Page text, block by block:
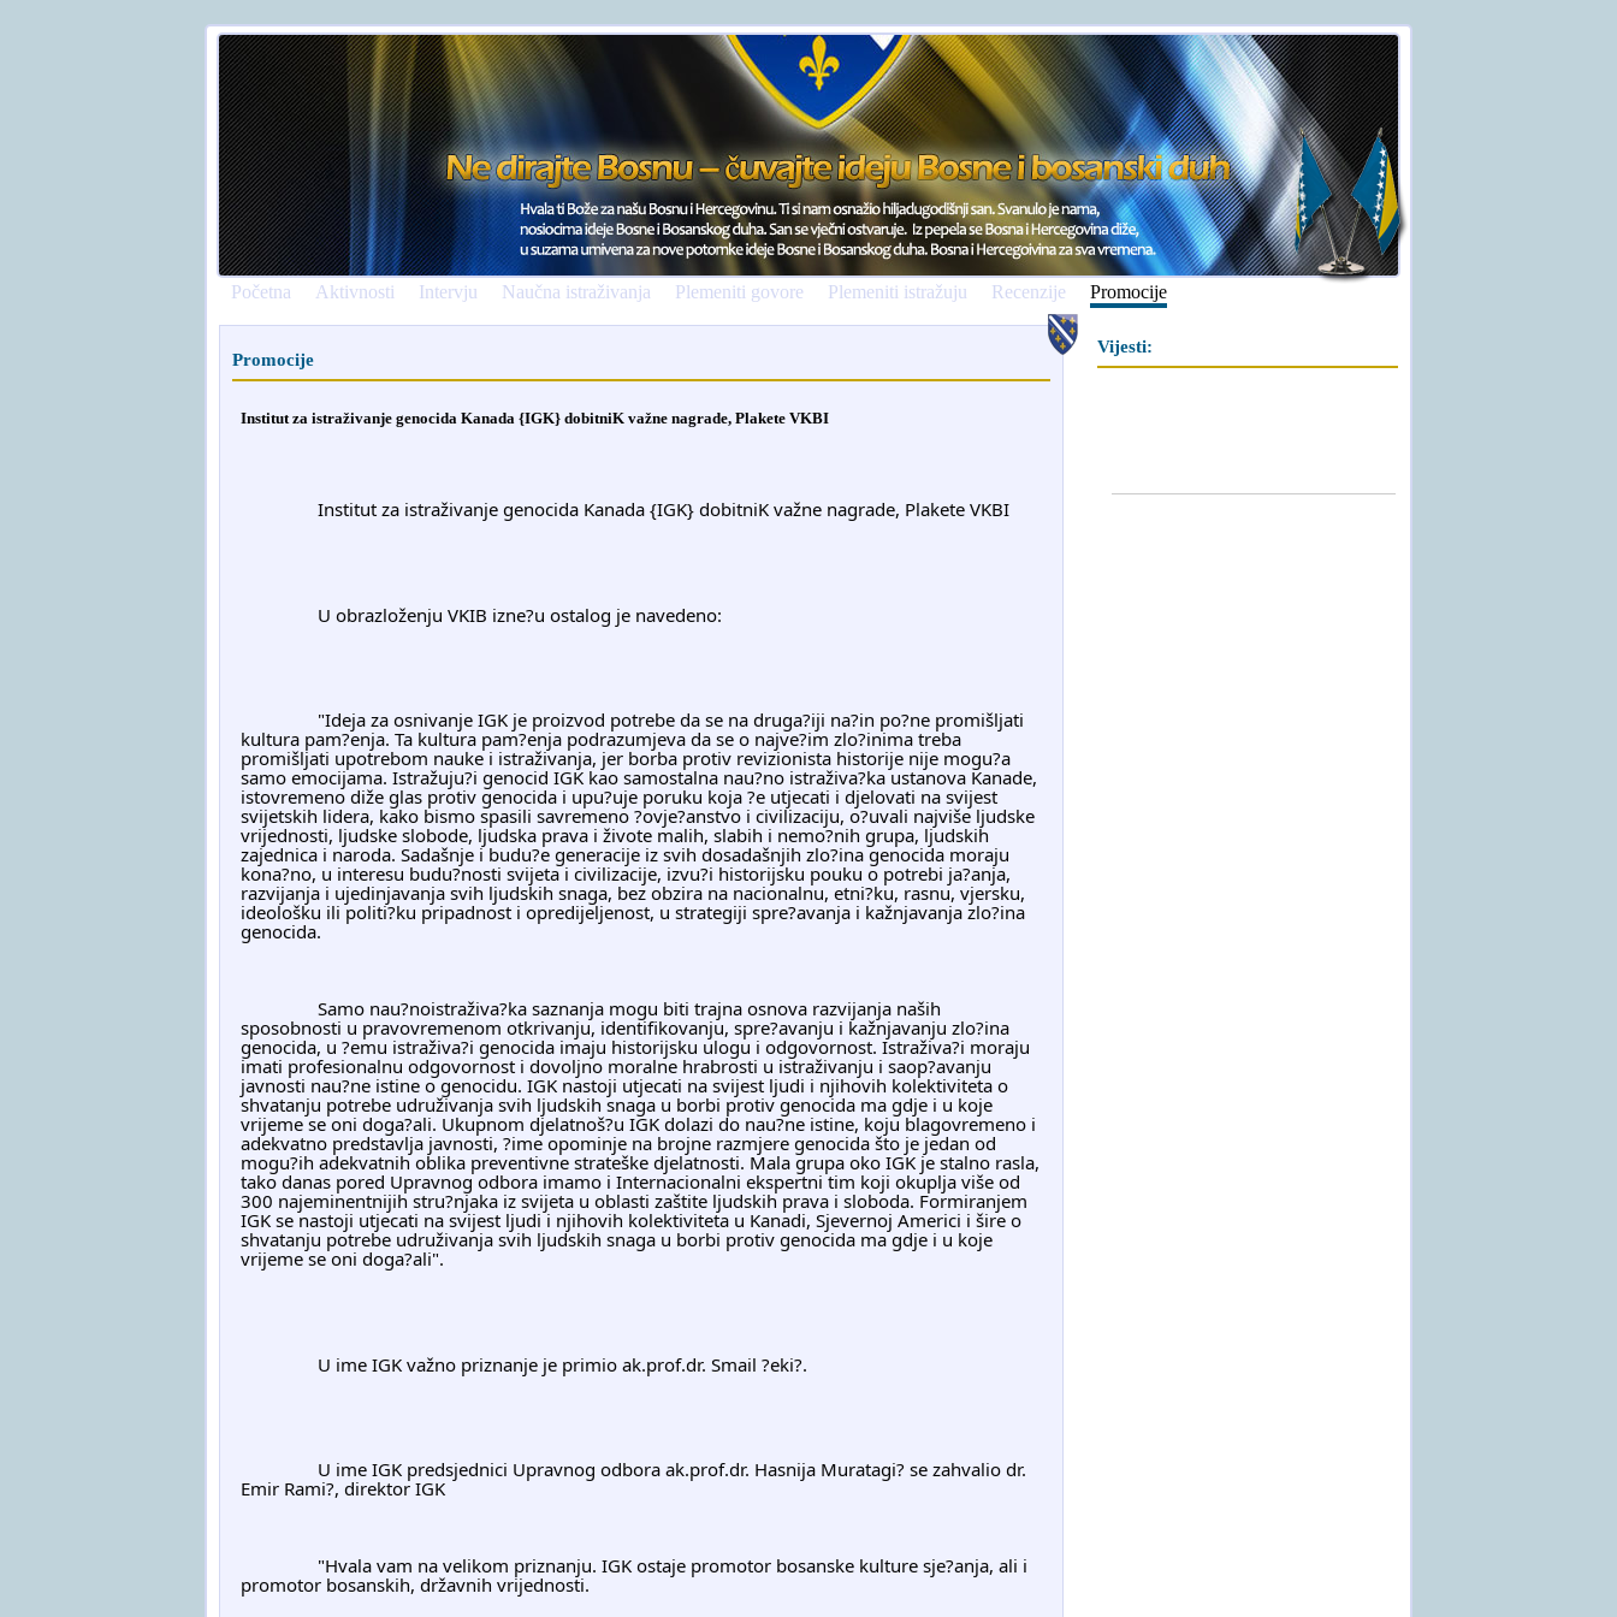
Početna Aktivnosti Intervju Naučna istraživanja Plemeniti govore Plemeniti istražuju Recenzije Promocije
Promocije
Institut za istraživanje genocida Kanada {IGK} dobitniK važne nagrade, Plakete VKBI
		Institut za istraživanje genocida Kanada {IGK} dobitniK važne nagrade, Plakete VKBI
		U obrazloženju VKIB izne?u ostalog je navedeno:
kultura pam?enja. Ta kultura pam?enja podrazumjeva da se o najve?im zlo?inima treba
promišljati upotrebom nauke i istraživanja, jer borba protiv revizionista historije nije mogu?a
samo emocijama. Istražuju?i genocid IGK kao samostalna nau?no istraživa?ka ustanova Kanade,
istovremeno diže glas protiv genocida i upu?uje poruku koja ?e utjecati i djelovati na svijest
svijetskih lidera, kako bismo spasili savremeno ?ovje?anstvo i civilizaciju, o?uvali najviše ljudske
vrijednosti, ljudske slobode, ljudska prava i živote malih, slabih i nemo?nih grupa, ljudskih
zajednica i naroda. Sadašnje i budu?e generacije iz svih dosadašnjih zlo?ina genocida moraju
kona?no, u interesu budu?nosti svijeta i civilizacije, izvu?i historijsku pouku o potrebi ja?anja,
razvijanja i ujedinjavanja svih ljudskih snaga, bez obzira na nacionalnu, etni?ku, rasnu, vjersku,
ideološku ili politi?ku pripadnost i opredijeljenost, u strategiji spre?avanja i kažnjavanja zlo?ina
genocida.
sposobnosti u pravovremenom otkrivanju, identifikovanju, spre?avanju i kažnjavanju zlo?ina
genocida, u ?emu istraživa?i genocida imaju historijsku ulogu i odgovornost. Istraživa?i moraju
imati profesionalnu odgovornost i dovoljno moralne hrabrosti u istraživanju i saop?avanju
javnosti nau?ne istine o genocidu. IGK nastoji utjecati na svijest ljudi i njihovih kolektiviteta o
shvatanju potrebe udruživanja svih ljudskih snaga u borbi protiv genocida ma gdje i u koje
vrijeme se oni doga?ali. Ukupnom djelatnoš?u IGK dolazi do nau?ne istine, koju blagovremeno i
adekvatno predstavlja javnosti, ?ime opominje na brojne razmjere genocida što je jedan od
mogu?ih adekvatnih oblika preventivne strateške djelatnosti. Mala grupa oko IGK je stalno rasla,
tako danas pored Upravnog odbora imamo i Internacionalni ekspertni tim koji okuplja više od
300 najeminentnijih stru?njaka iz svijeta u oblasti zaštite ljudskih prava i sloboda. Formiranjem
IGK se nastoji utjecati na svijest ljudi i njihovih kolektiviteta u Kanadi, Sjevernoj Americi i šire o
shvatanju potrebe udruživanja svih ljudskih snaga u borbi protiv genocida ma gdje i u koje
vrijeme se oni doga?ali".
		U ime IGK važno priznanje je primio ak.prof.dr. Smail ?eki?.
Emir Rami?, direktor IGK
promotor bosanskih, državnih vrijednosti.
Vijesti: